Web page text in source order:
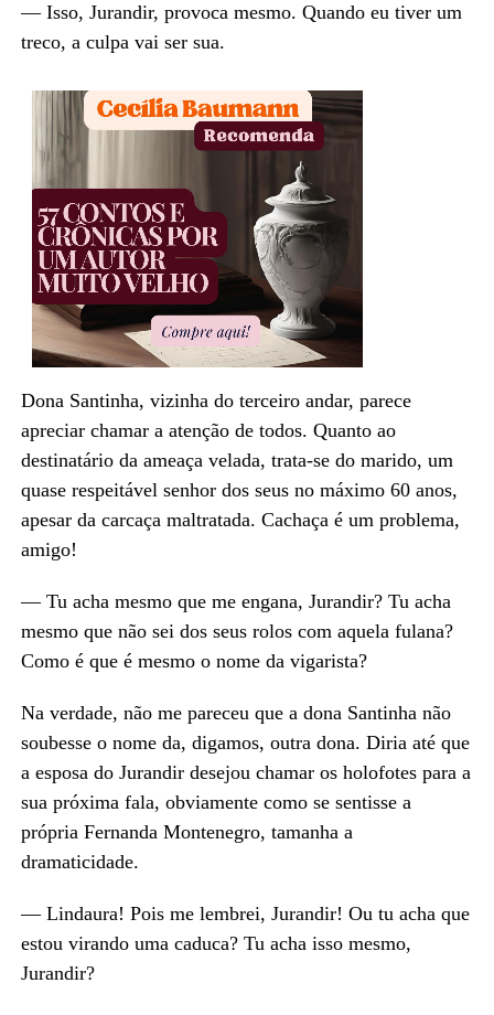
— Isso, Jurandir, provoca mesmo. Quando eu tiver um
treco, a culpa vai ser sua.
Dona Santinha, vizinha do terceiro andar, parece
apreciar chamar a atenção de todos. Quanto ao
destinatário da ameaça velada, trata-se do marido, um
quase respeitável senhor dos seus no máximo 60 anos,
apesar da carcaça maltratada. Cachaça é um problema,
amigo!
— Tu acha mesmo que me engana, Jurandir? Tu acha
mesmo que não sei dos seus rolos com aquela fulana?
Como é que é mesmo o nome da vigarista?
Na verdade, não me pareceu que a dona Santinha não
soubesse o nome da, digamos, outra dona. Diria até que
a esposa do Jurandir desejou chamar os holofotes para a
sua próxima fala, obviamente como se sentisse a
própria Fernanda Montenegro, tamanha a
dramaticidade.
— Lindaura! Pois me lembrei, Jurandir! Ou tu acha que
estou virando uma caduca? Tu acha isso mesmo,
Jurandir?